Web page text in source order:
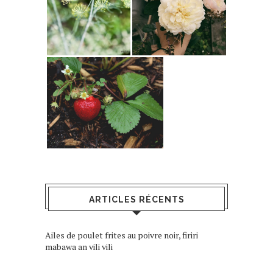
ARTICLES RÉCENTS
Ailes de poulet frites au poivre noir, firiri
mabawa an vili vili